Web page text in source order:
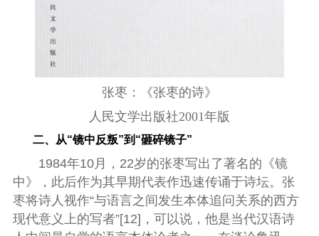
张枣：《张枣的诗》
人民文学出版社2001年版
二、从“镜中反叛”到“砸碎镜子”
1984年10月，22岁的张枣写出了著名的《镜
中》，此后作为其早期代表作迅速传诵于诗坛。张
枣将诗人视作“与语言之间发生本体追问关系的西方
现代意义上的写者”[12]，可以说，他是当代汉语诗